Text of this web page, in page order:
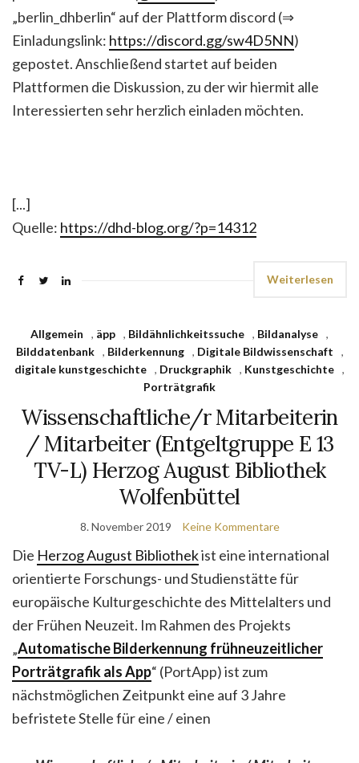
„berlin_dhberlin“ auf der Plattform discord (⇒
Einladungslink: https://discord.gg/sw4D5NN)
gepostet. Anschließend startet auf beiden
Plattformen die Diskussion, zu der wir hiermit alle
Interessierten sehr herzlich einladen möchten.
[...]
Quelle: https://dhd-blog.org/?p=14312
Weiterlesen
Allgemein , äpp , Bildähnlichkeitssuche , Bildanalyse ,
Bilddatenbank
, Bilderkennung , Digitale Bildwissenschaft
,
digitale kunstgeschichte , Druckgraphik , Kunstgeschichte ,
Porträtgrafik
Wissenschaftliche/r Mitarbeiterin
/ Mitarbeiter (Entgeltgruppe E 13
TV-L) Herzog August Bibliothek
Wolfenbüttel
8. November 2019 Keine Kommentare
Die Herzog August Bibliothekist eine international
orientierte Forschungs- und Studienstätte für
europäische Kulturgeschichte des Mittelalters und
der Frühen Neuzeit. Im Rahmen des Projekts
„Automatische Bilderkennung frühneuzeitlicher
Porträtgrafik als App“ (PortApp) ist zum
nächstmöglichen Zeitpunkt eine auf 3 Jahre
befristete Stelle für eine / einen